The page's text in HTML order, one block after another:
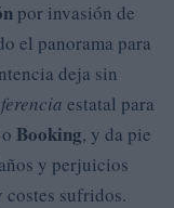
por invasión de
el panorama para
deja sin
estatal para
o Booking, y da pie
y perjuicios
sufridos.